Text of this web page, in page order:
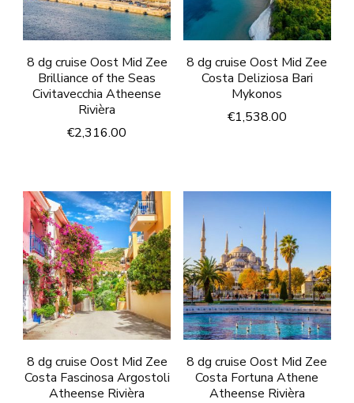
8 dg cruise Oost Mid Zee
Brilliance of the Seas
Civitavecchia Atheense
Rivièra
€2,316.00
8 dg cruise Oost Mid Zee
Costa Deliziosa Bari
Mykonos
€1,538.00
8 dg cruise Oost Mid Zee
Costa Fascinosa Argostoli
Atheense Rivièra
8 dg cruise Oost Mid Zee
Costa Fortuna Athene
Atheense Rivièra